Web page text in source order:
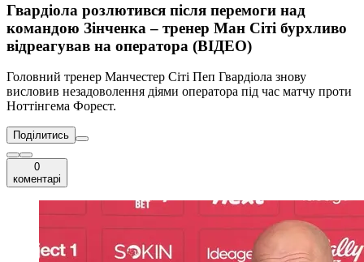
Гвардіола розлютився після перемоги над
командою Зінченка – тренер Ман Сіті бурхливо
відреагував на оператора (ВІДЕО)
Головний тренер Манчестер Сіті Пеп Гвардіола знову
висловив незадоволення діями оператора під час матчу проти
Ноттінгема Форест.
Поділитись
0
коментарі